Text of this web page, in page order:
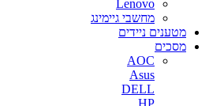
Lenovo
מחשבי גיימינג
מטענים ניידים
מסכים
AOC
Asus
DELL
HP